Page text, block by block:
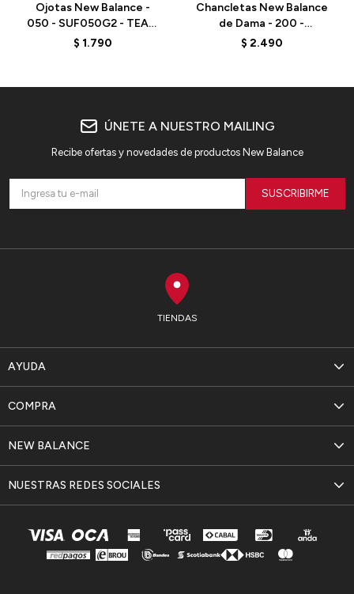
Ojotas New Balance -
050 - SUF050G2 - TEAM
NAVY/GRY MATTER
$ 1.790
Chancletas New Balance
de Dama - 200 -
SWF200Z1 - ELD
$ 2.490
TIENDAS
AYUDA
NEW BALANCE
COMPRA
NUESTRAS REDES SOCIALES
ÚNETE A NUESTRO MAILING
Recibe ofertas y novedades de productos New Balance
SUSCRIBIRME